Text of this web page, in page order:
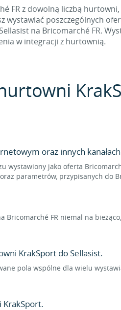
FR z dowolną liczbą
poszczególnych
na Bricomarché FR.
w integracji z hurtownią.
oraz innych
jako oferta
parametrów, przypisanych do
FR niemal na
KrakSport do Sellasist.
pola wspólne dla wielu